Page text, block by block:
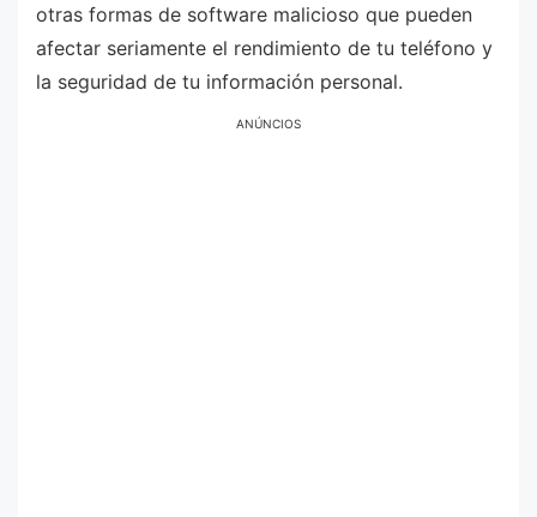
otras formas de software malicioso que pueden
afectar seriamente el rendimiento de tu teléfono y
la seguridad de tu información personal.
ANÚNCIOS